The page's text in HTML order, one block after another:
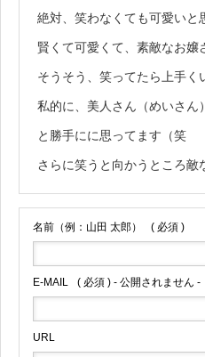
絶対、笑わなくても可愛いと
賢くて可愛くて、素敵なお
そうそう、笑ってたら上手く
私的に、美人さん（めいさん
と勝手にに思ってます（笑
さらに笑うと向かうところ敵
名前（例：山田 太郎） ( 必須 )
E-MAIL ( 必須 ) - 公開されません -
URL